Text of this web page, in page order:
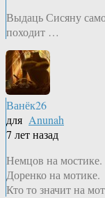
Выдаць Сисяну
походит …
Ванёк26
для Anunah
7 лет назад
Немцов на мостике.
Доренко на мотике.
Кто то значит на